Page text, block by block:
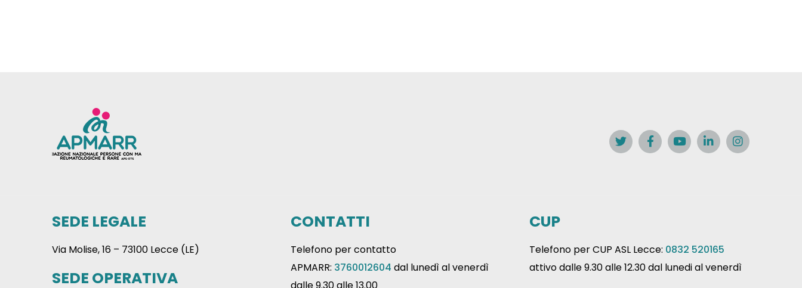
SEDE LEGALE
Via Molise, 16 – 73100 Lecce (LE)
SEDE OPERATIVA
CONTATTI
Telefono per contatto
APMARR: 3760012604 dal lunedì al venerdì
CUP
Telefono per CUP ASL Lecce: 0832 520165
attivo dalle 9.30 alle 12.30 dal lunedi al venerdì